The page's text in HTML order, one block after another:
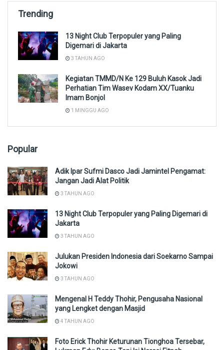
Trending
13 Night Club Terpopuler yang Paling
Digemari di Jakarta
3 TAHUN AGO
Kegiatan TMMD/N Ke 129 Buluh Kasok Jadi
Perhatian Tim Wasev Kodam XX/Tuanku
Imam Bonjol
1 MINGGU AGO
Popular
Adik Ipar Sufmi Dasco Jadi Jamintel Pengamat:
Jangan Jadi Alat Politik
3 TAHUN AGO
13 Night Club Terpopuler yang Paling Digemari di
Jakarta
3 TAHUN AGO
Julukan Presiden Indonesia dari Soekarno Sampai
Jokowi
3 TAHUN AGO
Mengenal H Teddy Thohir, Pengusaha Nasional
yang Lengket dengan Masjid
4 TAHUN AGO
Foto Erick Thohir Keturunan Tionghoa Tersebar,